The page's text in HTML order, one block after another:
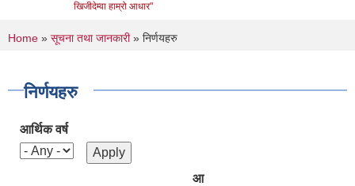
खिजीदेम्वा हाम्रो आधार"
You are here
Home » सूचना तथा जानकारी» निर्णयहरु
निर्णयहरु
आर्थिक वर्ष
आ